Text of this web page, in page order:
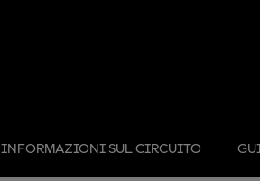
INFORMAZIONI SUL CIRCUITO